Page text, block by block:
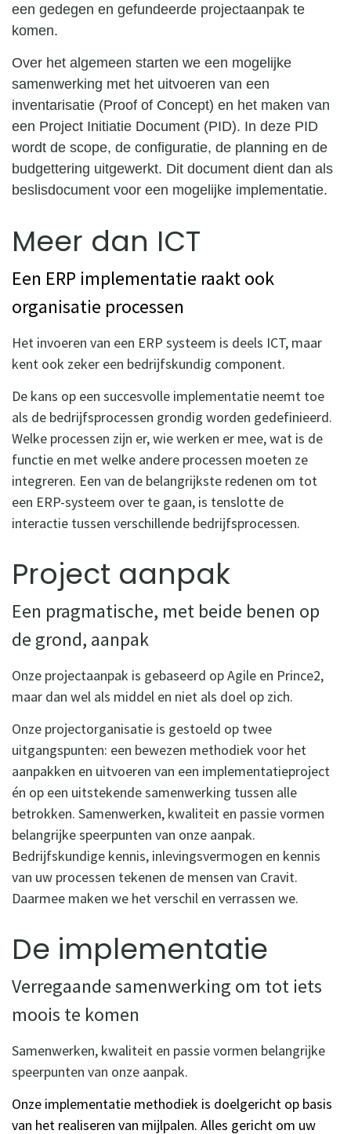
een gedegen en gefundeerde projectaanpak te
komen.
Over het algemeen starten we een mogelijke
samenwerking met het uitvoeren van een
inventarisatie (Proof of Concept) en het maken van
een Project Initiatie Document (PID). In deze PID
wordt de scope, de configuratie, de planning en de
budgettering uitgewerkt. Dit document dient dan als
beslisdocument voor een mogelijke implementatie.
Meer dan ICT
Een ERP implementatie raakt ook
organisatie processen
Het invoeren van een ERP systeem is deels ICT, maar
kent ook zeker een bedrijfskundig component.
De kans op een succesvolle implementatie neemt toe
als de bedrijfsprocessen grondig worden gedefinieerd.
Welke processen zijn er, wie werken er mee, wat is de
functie en met welke andere processen moeten ze
integreren. Een van de belangrijkste redenen om tot
een ERP-systeem over te gaan, is tenslotte de
interactie tussen verschillende bedrijfsprocessen.
Project aanpak
Een pragmatische, met beide benen op
de grond, aanpak
Onze projectaanpak is gebaseerd op Agile en Prince2,
maar dan wel als middel en niet als doel op zich.
Onze projectorganisatie is gestoeld op twee
uitgangspunten: een bewezen methodiek voor het
aanpakken en uitvoeren van een implementatieproject
én op een uitstekende samenwerking tussen alle
betrokken. Samenwerken, kwaliteit en passie vormen
belangrijke speerpunten van onze aanpak.
Bedrijfskundige kennis, inlevingsvermogen en kennis
van uw processen tekenen de mensen van Cravit.
Daarmee maken we het verschil en verrassen we.
De implementatie
Verregaande samenwerking om tot iets
moois te komen
Samenwerken, kwaliteit en passie vormen belangrijke
speerpunten van onze aanpak.
Onze implementatie methodiek is doelgericht op basis
van het realiseren van mijlpalen. Alles gericht om uw